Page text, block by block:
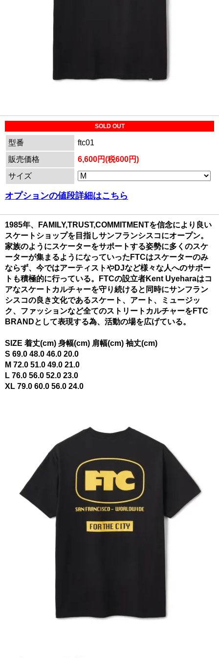
SOLD OUT
型番
ftc01
販売価格
6,600円(税600円)
サイズ
オプションの値段詳細はこちら
1985年、FAMILY,TRUST,COMMITMENTを信念により良い
スケートショップを目指しサンフランシスコにオープン。
家族のようにスケーターをサポートする姿勢に多くのスケ
ーターが集まるようになっていったFTCはスケーターのみ
ならず、今ではアーティストやDJなど様々な人へのサポー
トも積極的に行っている。FTCの設立者Kent Uyeharaはコ
アなスケートカルチャーを守り続けると同時にサンフラン
シスコの良き文化であるスケート、アート、ミュージッ
ク、ファッションなど全てのストリートカルチャーをFTC
BRANDとして表現する為、活動の場を広げている。
SIZE 着丈(cm) 身幅(cm) 肩幅(cm) 袖丈(cm)
S 69.0 48.0 46.0 20.0
M 72.0 51.0 49.0 21.0
L 76.0 56.0 52.0 23.0
XL 79.0 60.0 56.0 24.0